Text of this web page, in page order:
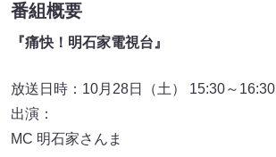
番組概要
『痛快！明石家電視台』
放送日時：10月28日（土） 15:30～16:30
出演：
MC 明石家さんま